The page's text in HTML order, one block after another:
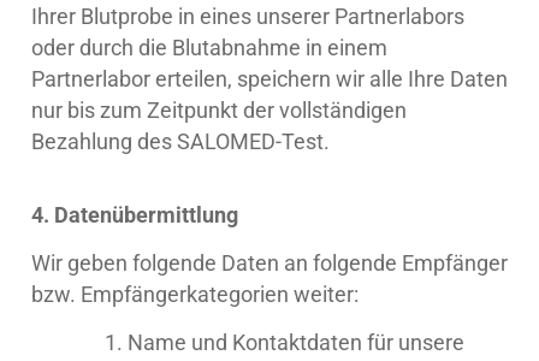
Ihrer Blutprobe in eines unserer Partnerlabors
oder durch die Blutabnahme in einem
Partnerlabor erteilen, speichern wir alle Ihre Daten
nur bis zum Zeitpunkt der vollständigen
Bezahlung des SALOMED-Test.
4. Datenübermittlung
Wir geben folgende Daten an folgende Empfänger
bzw. Empfängerkategorien weiter:
Name und Kontaktdaten für unsere